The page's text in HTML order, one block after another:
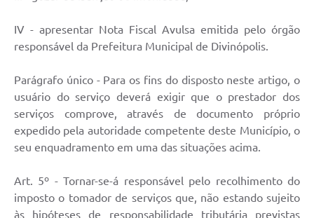
IV - apresentar Nota Fiscal Avulsa emitida pelo órgão
responsável da Prefeitura Municipal de Divinópolis.
Parágrafo único - Para os fins do disposto neste artigo, o
usuário do serviço deverá exigir que o prestador dos
serviços comprove, através de documento próprio
expedido pela autoridade competente deste Município, o
seu enquadramento em uma das situações acima.
Art. 5º - Tornar-se-á responsável pelo recolhimento do
imposto o tomador de serviços que, não estando sujeito
às hipóteses de responsabilidade tributária previstas